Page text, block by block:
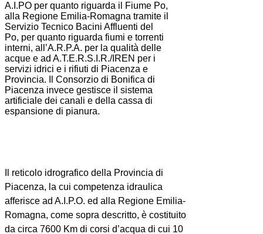
A.I.PO per quanto riguarda il Fiume Po,
alla Regione Emilia-Romagna tramite il
Servizio Tecnico Bacini Affluenti del
Po, per quanto riguarda fiumi e torrenti
interni, all’A.R.P.A. per la qualità delle
acque e ad A.T.E.R.S.I.R./IREN per i
servizi idrici e i rifiuti di Piacenza e
Provincia. Il Consorzio di Bonifica di
Piacenza invece gestisce il sistema
artificiale dei canali e della cassa di
espansione di pianura.
Il reticolo idrografico della Provincia di
Piacenza, la cui competenza idraulica
afferisce ad A.I.P.O. ed alla Regione Emilia-
Romagna, come sopra descritto, è costituito
da circa 7600 Km di corsi d’acqua di cui 10